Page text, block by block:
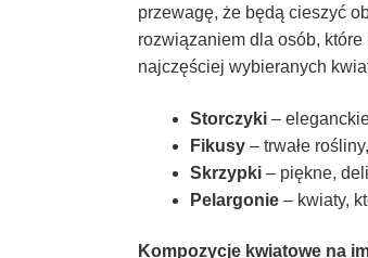
przewagę, że będą cieszyć
rozwiązaniem dla osób,
najczęściej wybieranych
Storczyki –
Fikusy – trwałe
Skrzypki – piękne,
Pelargonie – kwiaty,
Kompozycje kwiatowe na